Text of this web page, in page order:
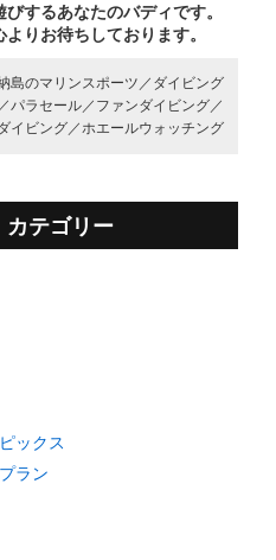
するあなたのバディです。
りお待ちしております。
島のマリンスポーツ／ ダイビング
パラセール／ ファンダイビング／
イビング／ ホエールウォッチング
カテゴリー
ックス
ラン